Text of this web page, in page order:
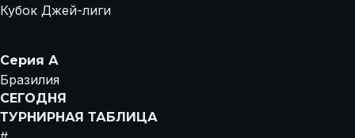
Кубок Джей-лиги
Серия А
Бразилия
СЕГОДНЯ
ТУРНИРНАЯ ТАБЛИЦА